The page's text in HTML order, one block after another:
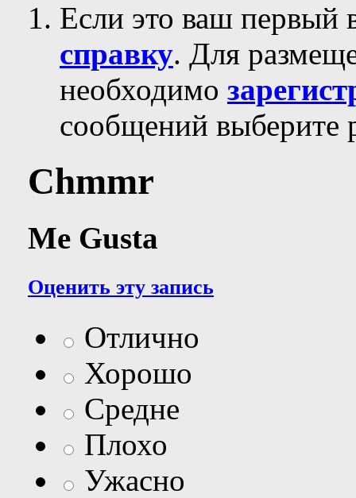
Если это ваш первый
справку. Для
необходимо
сообщений выберите
Chmmr
Me Gusta
Оценить эту запись
Отлично
Хорошо
Средне
Плохо
Ужасно